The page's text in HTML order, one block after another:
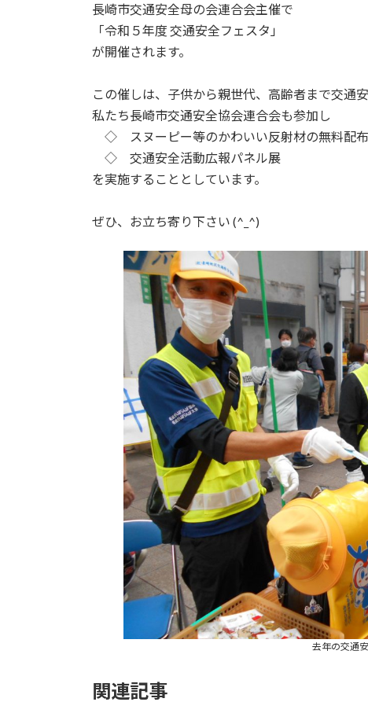
長崎市交通安全母の会連合会主催で
「令和５年度 交通安全フェスタ」
が開催されます。
この催しは、子供から親世代、高齢者まで交通
私たち長崎市交通安全協会連合会も参加し
◇ スヌーピー等のかわいい反射材の無料配布
◇ 交通安全活動広報パネル展
を実施することとしています。
ぜひ、お立ち寄り下さい (^_^)
去年の交通
関連記事